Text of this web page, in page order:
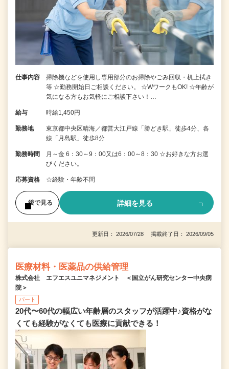
仕事内容
掃除機などを使用し専用部分のお掃除やごみ回収・机上拭き
等 ☆勤務開始日ご相談ください。 ☆WワークもOK! ☆年齢が
気になる方もお気軽にご相談下さい！…
給与 時給1,450円
勤務地
東京都中央区晴海／都営大江戸線「勝どき駅」徒歩4分、各
線「月島駅」徒歩8分
勤務時間
月～金 6：30～9：00又は6：00～8：30 ☆お好きな方お選
びください。
応募資格 ☆経験・年齢不問
後で見る 詳細を見る
更新日： 2026/07/28 掲載終了日： 2026/09/05
医療材料・医薬品の供給管理
株式会社 エフエスユニマネジメント ＜国立がん研究センター中央病
院＞
パート
20代〜60代の幅広い年齢層のスタッフが活躍中♪資格がな
くても経験がなくても医療に貢献できる！